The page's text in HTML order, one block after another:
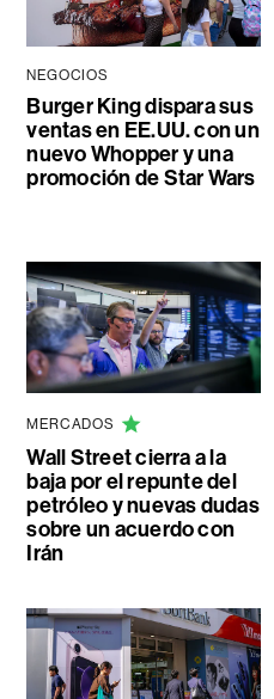
NEGOCIOS
Burger King dispara sus
ventas en EE.UU. con un
nuevo Whopper y una
promoción de Star Wars
MERCADOS
Wall Street cierra a la
baja por el repunte del
petróleo y nuevas dudas
sobre un acuerdo con
Irán